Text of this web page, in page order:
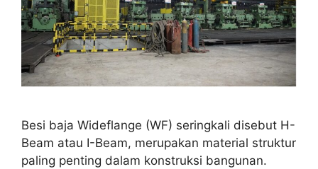
Besi baja Wideflange (WF) seringkali disebut H-
Beam atau I-Beam, merupakan material struktur
paling penting dalam konstruksi bangunan.